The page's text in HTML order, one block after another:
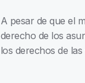
A pesar de que el
derecho de los
los derechos de las